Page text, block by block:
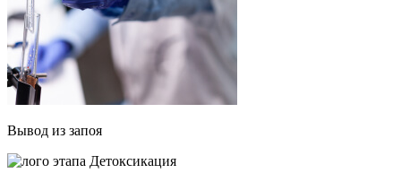
Вывод из запоя